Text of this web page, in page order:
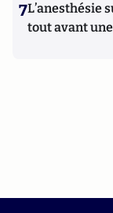
7L’anesthésie
tout avant